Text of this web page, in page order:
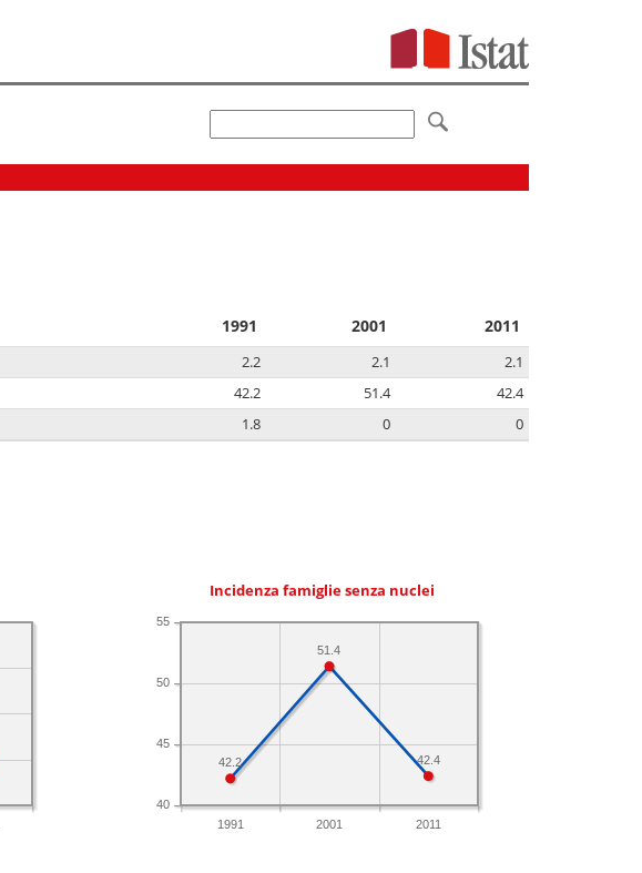
1991 2001 2011
2.2 2.1
2.1
42.2 51.4
42.4
1.8 0 0
Incidenza famiglie senza nuclei
1991 2001 2011
40
45
50
55
42.4
51.4
42.2